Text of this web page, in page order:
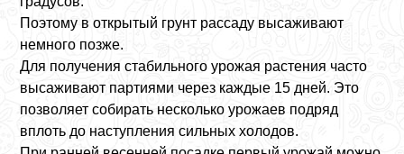
Поэтому в открытый грунт рассаду высаживают
немного позже.
Для получения стабильного урожая растения часто
высаживают партиями через каждые 15 дней. Это
позволяет собирать несколько урожаев подряд
вплоть до наступления сильных холодов.